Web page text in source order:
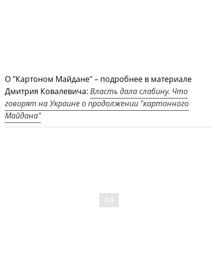
О "Картоном Майдане" – подробнее в материале
Дмитрия Ковалевича: Власть дала слабину. Что
говорят на Украине о продолжении "картонного
Майдана"